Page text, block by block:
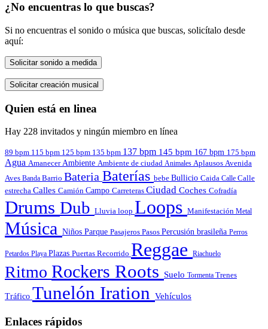
¿No encuentras lo que buscas?
Si no encuentras el sonido o música que buscas, solicítalo desde
aquí:
Solicitar sonido a medida
Solicitar creación musical
Quien está en linea
Hay 228 invitados y ningún miembro en línea
89 bpm 115 bpm 125 bpm 135 bpm 137 bpm 145 bpm 167 bpm 175 bpm
Agua AmanecerAmbiente Ambiente de ciudad Animales Aplausos Avenida
Aves Banda Barrio Bateria Baterías bebe Bullicio Caida Calle Calle
estrecha Calles Camión Campo Carreteras Ciudad Coches Cofradía
Drums Dub Lluvia loop Loops Manifestación Metal
Música Niños Parque Pasajeros Pasos Percusión brasileña Perros
Petardos Playa Plazas Puertas Recorrido Reggae Riachuelo
Ritmo Rockers Roots Suelo Tormenta Trenes
Tráfico Tunelón Iration Vehículos
Enlaces rápidos